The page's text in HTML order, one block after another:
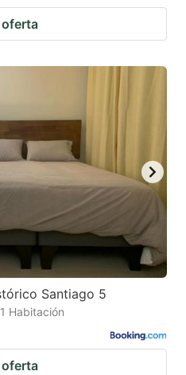
Santiago 5
Habitación